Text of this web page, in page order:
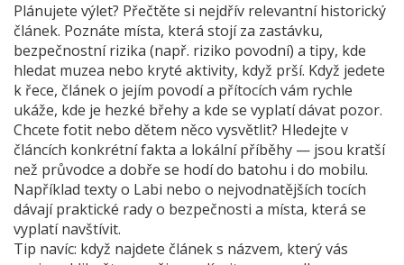
Plánujete výlet? Přečtěte si nejdřív relevantní historický
článek. Poznáte místa, která stojí za zastávku,
bezpečnostní rizika (např. riziko povodní) a tipy, kde
hledat muzea nebo kryté aktivity, když prší. Když jedete
k řece, článek o jejím povodí a přítocích vám rychle
ukáže, kde je hezké břehy a kde se vyplatí dávat pozor.
Chcete fotit nebo dětem něco vysvětlit? Hledejte v
článcích konkrétní fakta a lokální příběhy — jsou kratší
než průvodce a dobře se hodí do batohu i do mobilu.
Například texty o Labi nebo o nejvodnatějších tocích
dávají praktické rady o bezpečnosti a místa, která se
vyplatí navštívit.
Tip navíc: když najdete článek s názvem, který vás